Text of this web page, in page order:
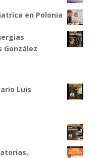
en Polonia
González
Luis